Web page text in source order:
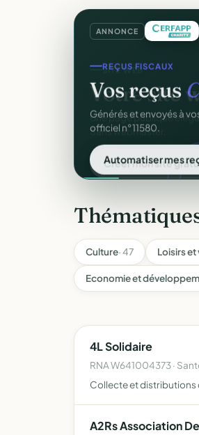
ANNONCE
REÇUS FISCAUX
Vos reçus
Générés et envoyés à
officiel n°11580.
Automatiser mes
Culture· 47 Loisirs et
Economie et
4L Solidaire
RNA W641004373 ·
Collecte et distributions
A2Rs Association